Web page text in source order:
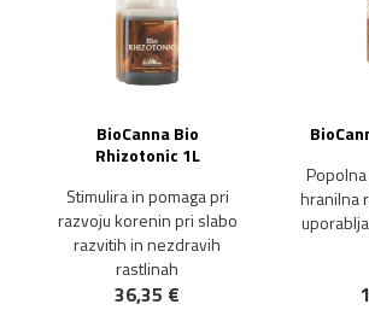
BioCanna Bio
Rhizotonic 1L
Stimulira in pomaga pri
razvoju korenin pri slabo
razvitih in nezdravih
rastlinah
36,35 €
hranilna